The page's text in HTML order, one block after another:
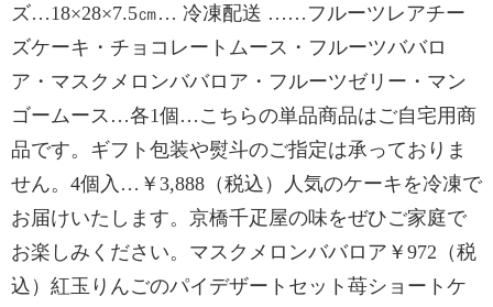
ズ…18×28×7.5㎝… 冷凍配送 ……フルーツレアチー
ズケーキ・チョコレートムース・フルーツババロ
ア・マスクメロンババロア・フルーツゼリー・マン
ゴームース…各1個…こちらの単品商品はご自宅用商
品です。ギフト包装や熨斗のご指定は承っておりま
せん。4個入…￥3,888（税込）人気のケーキを冷凍で
お届けいたします。京橋千疋屋の味をぜひご家庭で
お楽しみください。マスクメロンババロア￥972（税
込）紅玉りんごのパイデザートセット苺ショートケ